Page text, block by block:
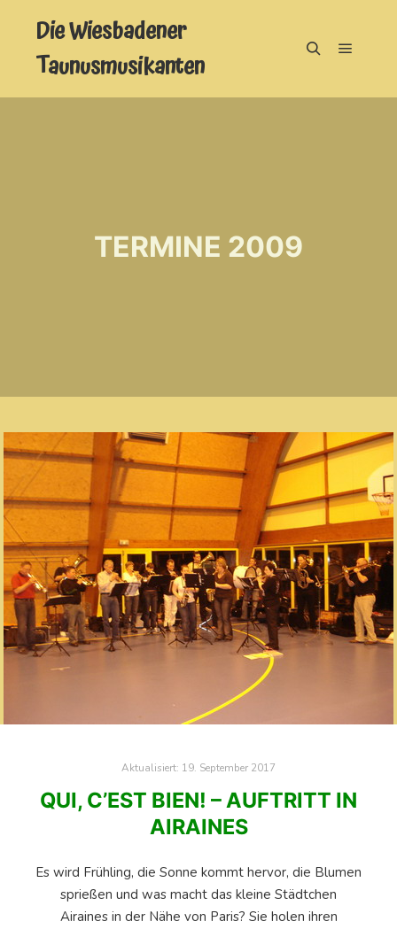
Die Wiesbadener
Taunusmusikanten
TERMINE 2009
Aktualisiert: 19. September 2017
QUI, C’EST BIEN! – AUFTRITT IN
AIRAINES
Es wird Frühling, die Sonne kommt hervor, die Blumen
sprießen und was macht das kleine Städtchen
Airaines in der Nähe von Paris? Sie holen ihren